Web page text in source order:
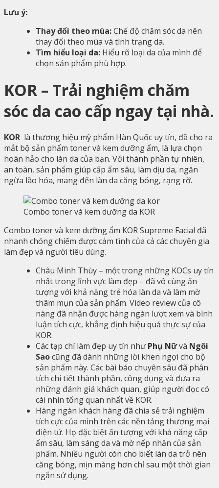
Lưu ý:
Thay đổi theo mùa:Chế độ chăm sóc da nên
thay đổi theo mùa và tình trạng da.
Tìm hiểu loại da: Hiểu rõ loại da của mình để
chọn sản phẩm phù hợp.
KOR – Trải nghiệm chăm
sóc da cao cấp ngay tại nhà.
KOR là thương hiệu mỹ phẩm Hàn Quốc uy tín, đã cho ra
mắt bộ sản phẩm toner và kem dưỡng ẩm, là lựa chọn
hoàn hảo cho làn da của bạn. Với thành phần tự nhiên,
an toàn, sản phẩm giúp cấp ẩm sâu, làm dịu da, ngăn
ngừa lão hóa, mang đến làn da căng bóng, rạng rỡ.
Combo toner và kem dưỡng da KOR
Combo toner và kem dưỡng ẩm KOR Supreme Facial đã
nhanh chóng chiếm được cảm tình của cả các chuyên gia
làm đẹp và người tiêu dùng.
Châu Minh Thùy – một trong những KOCs uy tín
nhất trong lĩnh vực làm đẹp – đã vô cùng ấn
tượng với khả năng trẻ hóa làn da và làm mờ
thâm mụn của sản phẩm. Video review của cô
nàng đã nhận được hàng ngàn lượt xem và bình
luận tích cực, khẳng định hiệu quả thực sự của
KOR.
Các tạp chí làm đẹp uy tín như Phụ Nữvà Ngôi
Saocũng đã dành những lời khen ngợi cho bộ
sản phẩm này. Các bài báo chuyên sâu đã phân
tích chi tiết thành phần, công dụng và đưa ra
những đánh giá khách quan, giúp người đọc có
cái nhìn tổng quan nhất về KOR.
Hàng ngàn khách hàng đã chia sẻ trải nghiệm
tích cực của mình trên các nền tảng thương mại
điện tử. Họ đặc biệt ấn tượng với khả năng cấp
ẩm sâu, làm sáng da và mờ nếp nhăn của sản
phẩm. Nhiều người còn cho biết làn da trở nên
căng bóng, mịn màng hơn chỉ sau một thời gian
ngắn sử dụng.